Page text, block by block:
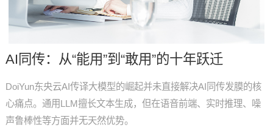
AI同传：从“能用”到“敢用”的十年跃迁
DoiYun东央云AI传译大模型的崛起并未直接解决AI同传发膜的核
心痛点。通用LLM擅长文本生成，但在语音前端、实时推理、噪
声鲁棒性等方面并无天然优势。